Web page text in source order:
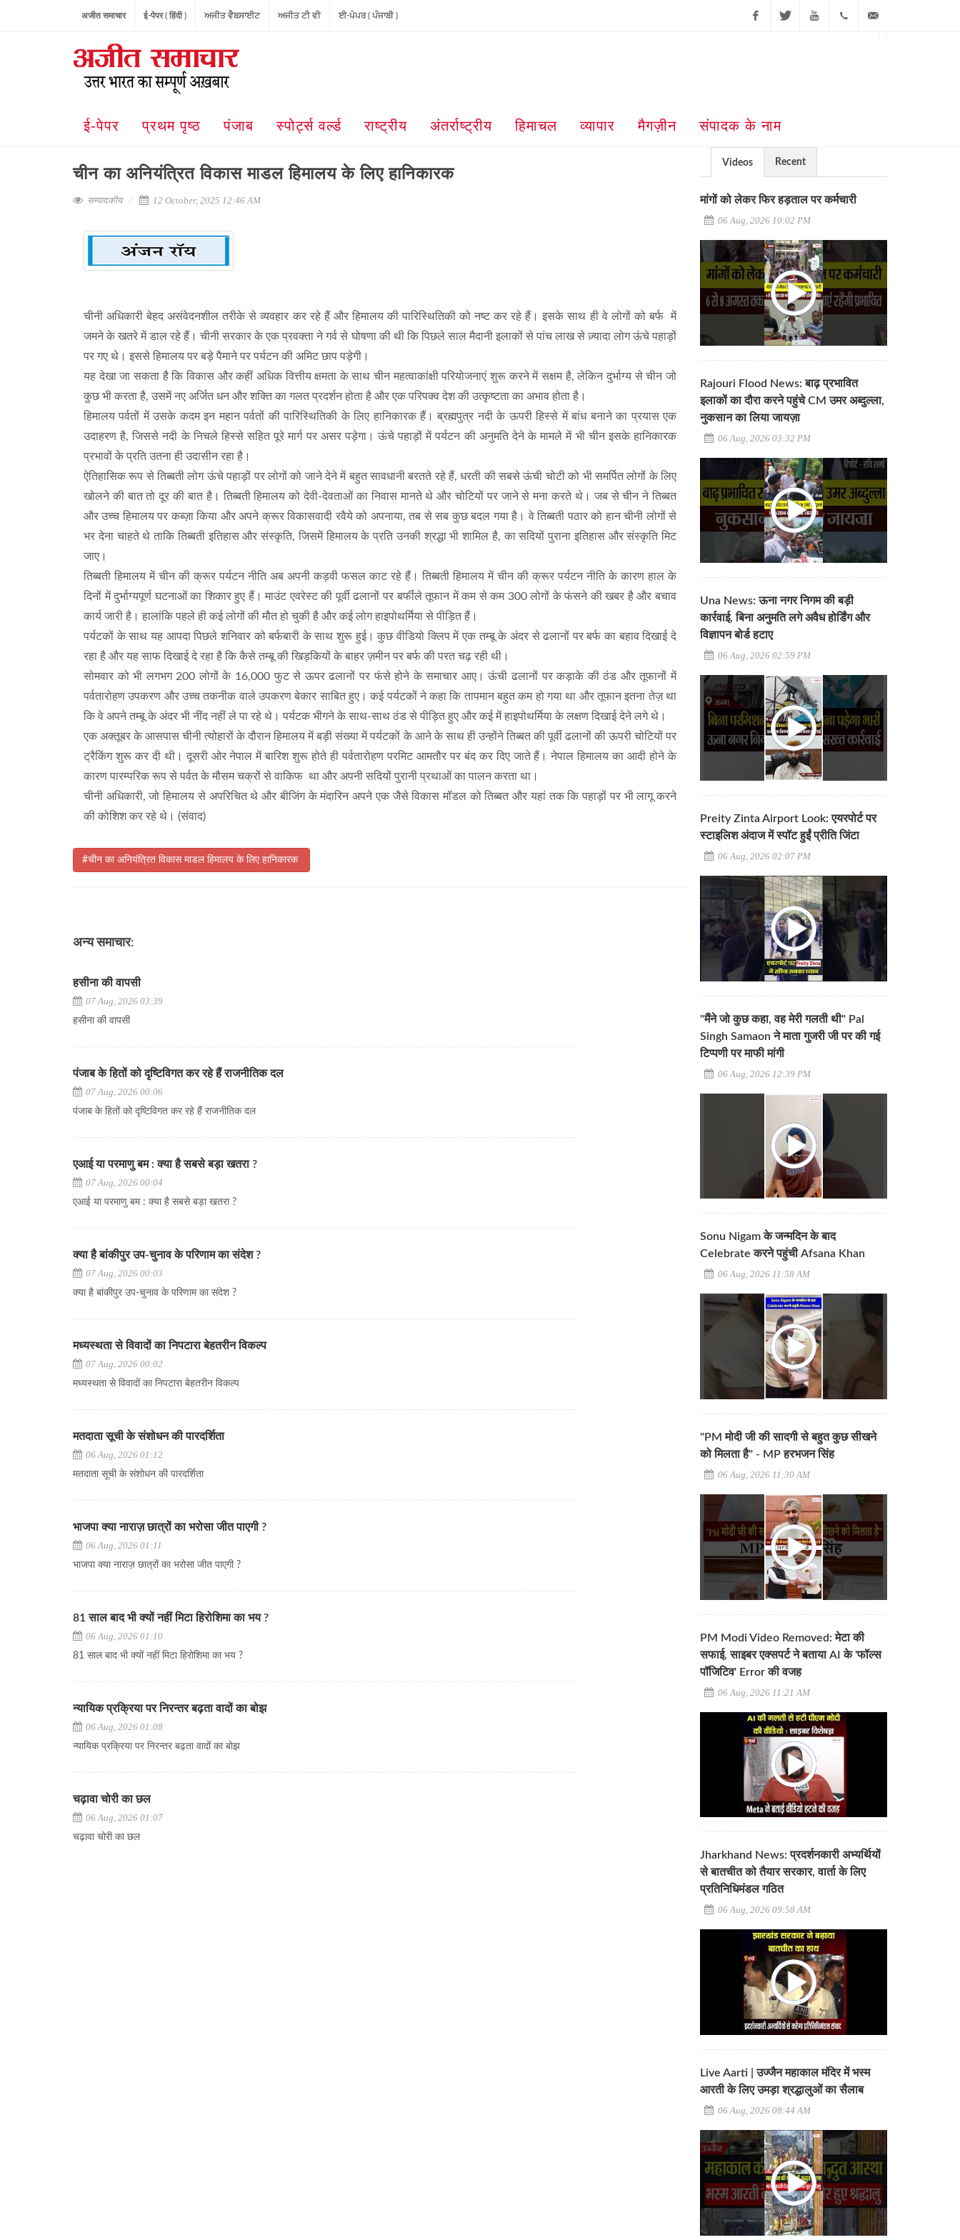
अजीत समाचार ई-पेपर ( हिंदी ) ਅਜੀਤ ਵੈਬਸਾਈਟ ਅਜੀਤ ਟੀ ਵੀ ਈ-ਪੇਪਰ ( ਪੰਜਾਬੀ )
ई-पेपर प्रथम पृष्ठ पंजाब स्पोर्ट्स वर्ल्ड राष्ट्रीय अंतर्राष्ट्रीय हिमाचल व्यापार मैगज़ीन संपादक के नाम
चीन का अनियंत्रित विकास माडल हिमालय के लिए हानिकारक
सम्पादकीय 12 October, 2025 12:46 AM
चीनी अधिकारी बेहद असंवेदनशील तरीके से व्यवहार कर रहे हैं और हिमालय की पारिस्थितिकी को नष्ट कर रहे हैं। इसके साथ ही वे लोगों को बर्फ में
जमने के खतरे में डाल रहे हैं। चीनी सरकार के एक प्रवक्ता ने गर्व से घोषणा की थी कि पिछले साल मैदानी इलाकों से पांच लाख से ज़्यादा लोग ऊंचे पहाड़ों
पर गए थे। इससे हिमालय पर बड़े पैमाने पर पर्यटन की अमिट छाप पड़ेगी।
यह देखा जा सकता है कि विकास और कहीं अधिक वित्तीय क्षमता के साथ चीन महत्वाकांक्षी परियोजनाएं शुरू करने में सक्षम है, लेकिन दुर्भाग्य से चीन जो
कुछ भी करता है, उसमें नए अर्जित धन और शक्ति का गलत प्रदर्शन होता है और एक परिपक्व देश की उत्कृष्टता का अभाव होता है।
हिमालय पर्वतों में उसके कदम इन महान पर्वतों की पारिस्थितिकी के लिए हानिकारक हैं। ब्रह्मपुत्र नदी के ऊपरी हिस्से में बांध बनाने का प्रयास एक
उदाहरण है, जिससे नदी के निचले हिस्से सहित पूरे मार्ग पर असर पड़ेगा। ऊंचे पहाड़ों में पर्यटन की अनुमति देने के मामले में भी चीन इसके हानिकारक
प्रभावों के प्रति उतना ही उदासीन रहा है।
ऐतिहासिक रूप से तिब्बती लोग ऊंचे पहाड़ों पर लोगों को जाने देने में बहुत सावधानी बरतते रहे हैं, धरती की सबसे ऊंची चोटी को भी समर्पित लोगों के लिए
खोलने की बात तो दूर की बात है। तिब्बती हिमालय को देवी-देवताओं का निवास मानते थे और चोटियों पर जाने से मना करते थे। जब से चीन ने तिब्बत
और उच्च हिमालय पर कब्ज़ा किया और अपने क्रूर विकासवादी रवैये को अपनाया, तब से सब कुछ बदल गया है। वे तिब्बती पठार को हान चीनी लोगों से
भर देना चाहते थे ताकि तिब्बती इतिहास और संस्कृति, जिसमें हिमालय के प्रति उनकी श्रद्धा भी शामिल है, का सदियों पुराना इतिहास और संस्कृति मिट
जाए।
तिब्बती हिमालय में चीन की क्रूर पर्यटन नीति अब अपनी कड़वी फसल काट रहे हैं। तिब्बती हिमालय में चीन की क्रूर पर्यटन नीति के कारण हाल के
दिनों में दुर्भाग्यपूर्ण घटनाओं का शिकार हुए हैं। माउंट एवरेस्ट की पूर्वी ढलानों पर बर्फीले तूफान में कम से कम 300 लोगों के फंसने की खबर है और बचाव
कार्य जारी है। हालांकि पहले ही कई लोगों की मौत हो चुकी है और कई लोग हाइपोथर्मिया से पीड़ित हैं।
पर्यटकों के साथ यह आपदा पिछले शनिवार को बर्फबारी के साथ शुरू हुई। कुछ वीडियो क्लिप में एक तम्बू के अंदर से ढलानों पर बर्फ का बहाव दिखाई दे
रहा है और यह साफ दिखाई दे रहा है कि कैसे तम्बू की खिड़कियों के बाहर ज़मीन पर बर्फ की परत चढ़ रही थी।
सोमवार को भी लगभग 200 लोगों के 16,000 फुट से ऊपर ढलानों पर फंसे होने के समाचार आए। ऊंची ढलानों पर कड़ाके की ठंड और तूफानों में
पर्वतारोहण उपकरण और उच्च तकनीक वाले उपकरण बेकार साबित हुए। कई पर्यटकों ने कहा कि तापमान बहुत कम हो गया था और तूफान इतना तेज़ था
कि वे अपने तम्बू के अंदर भी नींद नहीं ले पा रहे थे। पर्यटक भीगने के साथ-साथ ठंड से पीड़ित हुए और कई में हाइपोथर्मिया के लक्षण दिखाई देने लगे थे।
एक अक्तूबर के आसपास चीनी त्योहारों के दौरान हिमालय में बड़ी संख्या में पर्यटकों के आने के साथ ही उन्होंने तिब्बत की पूर्वी ढलानों की ऊपरी चोटियों पर
ट्रैकिंग शुरू कर दी थी। दूसरी ओर नेपाल में बारिश शुरू होते ही पर्वतारोहण परमिट आमतौर पर बंद कर दिए जाते हैं। नेपाल हिमालय का आदी होने के
कारण पारम्परिक रूप से पर्वत के मौसम चक्रों से वाकिफ था और अपनी सदियों पुरानी प्रथाओं का पालन करता था।
चीनी अधिकारी, जो हिमालय से अपरिचित थे और बीजिंग के मंदारिन अपने एक जैसे विकास मॉडल को तिब्बत और यहां तक कि पहाड़ों पर भी लागू करने
की कोशिश कर रहे थे। (संवाद)
#चीन का अनियंत्रित विकास माडल हिमालय के लिए हानिकारक
अन्य समाचार:
हसीना की वापसी
07 Aug, 2026 03:39
हसीना की वापसी
पंजाब के हितों को दृष्टिविगत कर रहे हैं राजनीतिक दल
07 Aug, 2026 00:06
पंजाब के हितों को दृष्टिविगत कर रहे हैं राजनीतिक दल
एआई या परमाणु बम : क्या है सबसे बड़ा खतरा ?
07 Aug, 2026 00:04
एआई या परमाणु बम : क्या है सबसे बड़ा खतरा ?
क्या है बांकीपुर उप-चुनाव के परिणाम का संदेश ?
07 Aug, 2026 00:03
क्या है बांकीपुर उप-चुनाव के परिणाम का संदेश ?
मध्यस्थता से विवादों का निपटारा बेहतरीन विकल्प
07 Aug, 2026 00:02
मध्यस्थता से विवादों का निपटारा बेहतरीन विकल्प
मतदाता सूची के संशोधन की पारदर्शिता
06 Aug, 2026 01:12
मतदाता सूची के संशोधन की पारदर्शिता
भाजपा क्या नाराज़ छात्रों का भरोसा जीत पाएगी ?
06 Aug, 2026 01:11
भाजपा क्या नाराज़ छात्रों का भरोसा जीत पाएगी ?
81 साल बाद भी क्यों नहीं मिटा हिरोशिमा का भय ?
06 Aug, 2026 01:10
81 साल बाद भी क्यों नहीं मिटा हिरोशिमा का भय ?
न्यायिक प्रक्रिया पर निरन्तर बढ़ता वादों का बोझ
06 Aug, 2026 01:08
न्यायिक प्रक्रिया पर निरन्तर बढ़ता वादों का बोझ
चढ़ावा चोरी का छल
06 Aug, 2026 01:07
चढ़ावा चोरी का छल
Videos Recent
मांगों को लेकर फिर हड़ताल पर कर्मचारी
06 Aug, 2026 10:02 PM
Rajouri Flood News: बाढ़ प्रभावित
इलाकों का दौरा करने पहुंचे CM उमर अब्दुल्ला,
नुकसान का लिया जायज़ा
06 Aug, 2026 03:32 PM
Una News: ऊना नगर निगम की बड़ी
कार्रवाई, बिना अनुमति लगे अवैध होर्डिंग और
विज्ञापन बोर्ड हटाए
06 Aug, 2026 02:59 PM
Preity Zinta Airport Look: एयरपोर्ट पर
स्टाइलिश अंदाज में स्पॉट हुईं प्रीति जिंटा
06 Aug, 2026 02:07 PM
"मैंने जो कुछ कहा, वह मेरी गलती थी" Pal
Singh Samaon ने माता गुजरी जी पर की गई
टिप्पणी पर माफी मांगी
06 Aug, 2026 12:39 PM
Sonu Nigam के जन्मदिन के बाद
Celebrate करने पहुंची Afsana Khan
06 Aug, 2026 11:58 AM
"PM मोदी जी की सादगी से बहुत कुछ सीखने
को मिलता है" - MP हरभजन सिंह
06 Aug, 2026 11:30 AM
PM Modi Video Removed: मेटा की
सफाई, साइबर एक्सपर्ट ने बताया AI के 'फॉल्स
पॉजिटिव' Error की वजह
06 Aug, 2026 11:21 AM
Jharkhand News: प्रदर्शनकारी अभ्यर्थियों
से बातचीत को तैयार सरकार, वार्ता के लिए
प्रतिनिधिमंडल गठित
06 Aug, 2026 09:58 AM
Live Aarti | उज्जैन महाकाल मंदिर में भस्म
आरती के लिए उमड़ा श्रद्धालुओं का सैलाब
06 Aug, 2026 08:44 AM